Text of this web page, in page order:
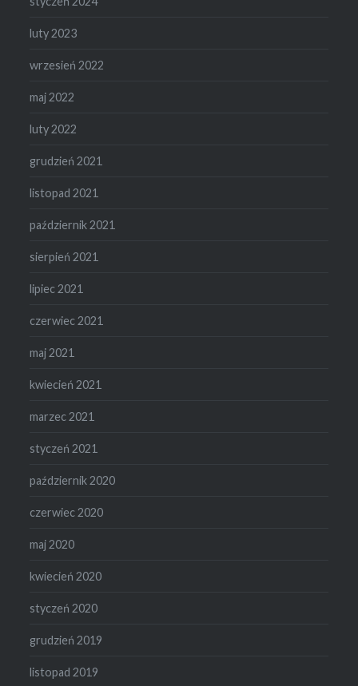
luty 2023
wrzesień 2022
maj 2022
luty 2022
grudzień 2021
listopad 2021
październik 2021
sierpień 2021
lipiec 2021
czerwiec 2021
maj 2021
kwiecień 2021
marzec 2021
styczeń 2021
październik 2020
czerwiec 2020
maj 2020
kwiecień 2020
styczeń 2020
grudzień 2019
listopad 2019